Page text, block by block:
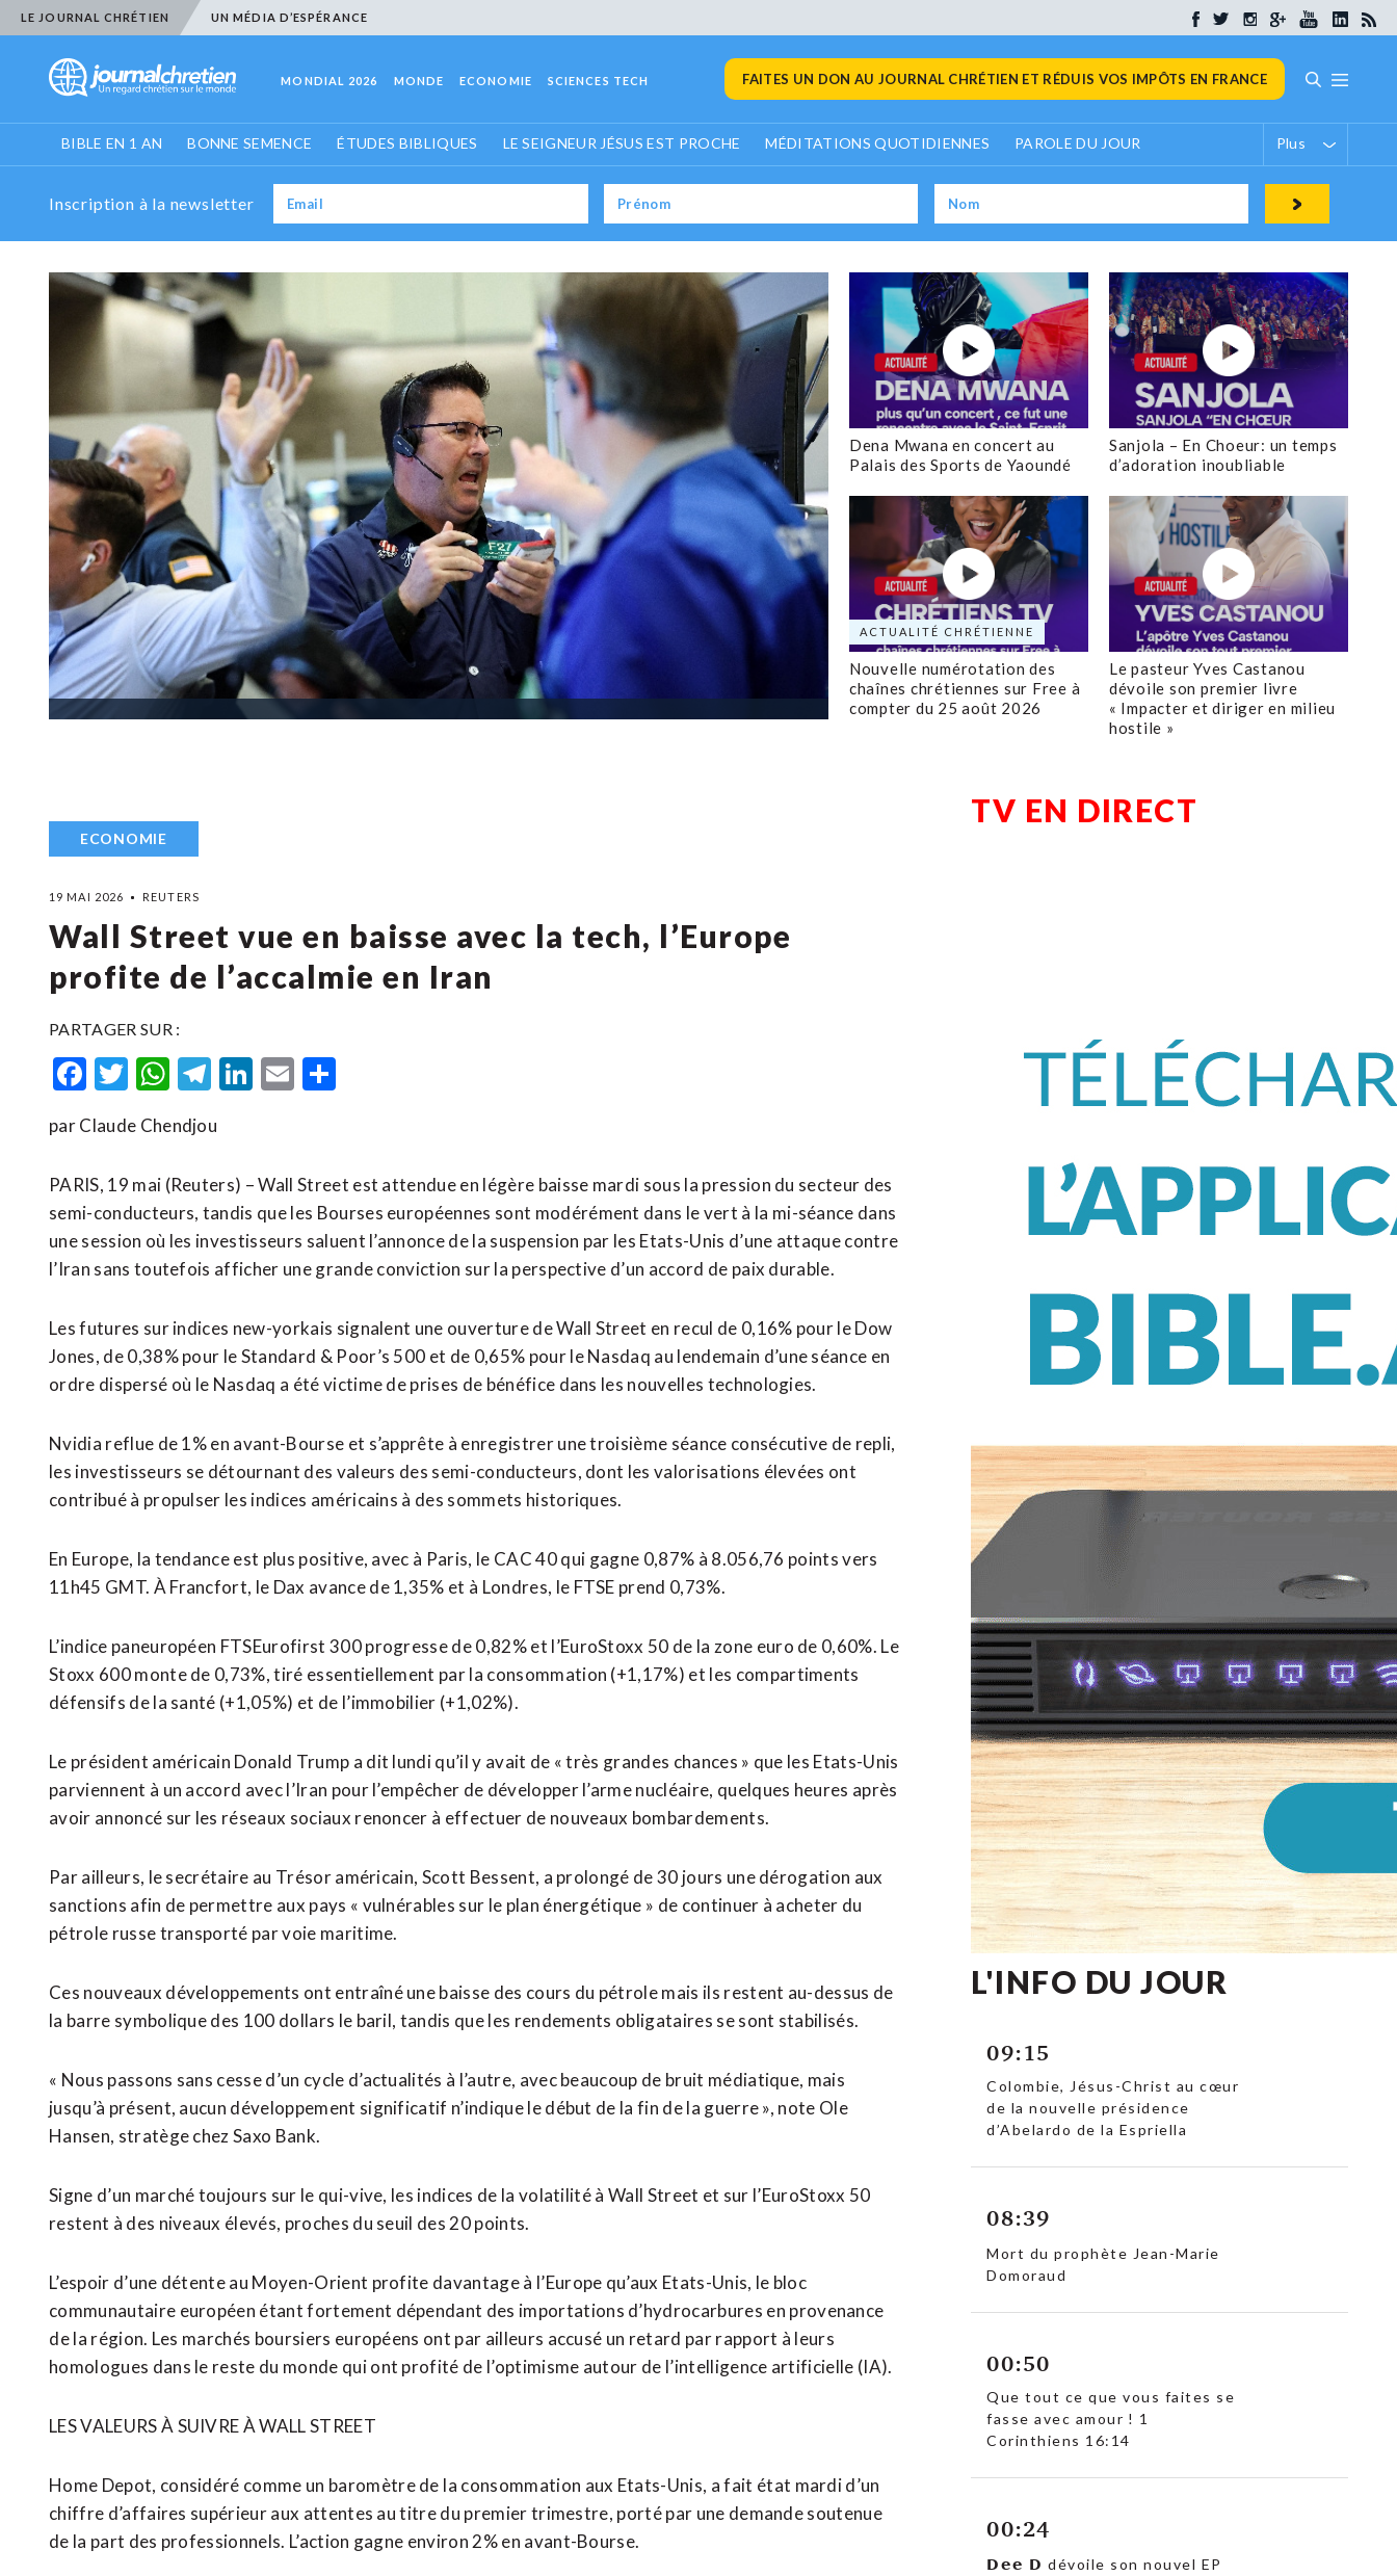
LE JOURNAL CHRÉTIEN UN MÉDIA D’ESPÉRANCE
MONDIAL 2026 MONDE ECONOMIE SCIENCES TECH FAITES UN DON AU JOURNAL CHRÉTIEN ET RÉDUIS VOS IMPÔTS EN FRANCE
BIBLE EN 1 AN BONNE SEMENCE ÉTUDES BIBLIQUES LE SEIGNEUR JÉSUS EST PROCHE MÉDITATIONS QUOTIDIENNES PAROLE DU JOUR Plus
Inscription à la newsletter
Dena Mwana en concert au
Palais des Sports de Yaoundé
Sanjola – En Choeur: un temps
d’adoration inoubliable
ACTUALITÉ CHRÉTIENNE
Nouvelle numérotation des
chaînes chrétiennes sur Free à
compter du 25 août 2026
Le pasteur Yves Castanou
dévoile son premier livre
« Impacter et diriger en milieu
hostile »
ECONOMIE
19 MAI 2026 REUTERS
Wall Street vue en baisse avec la tech, l’Europe
profite de l’accalmie en Iran
PARTAGER SUR :
Facebook
Twitter
WhatsApp
Telegram
LinkedIn
Email
par Claude Chendjou
PARIS, 19 mai (Reuters) – Wall Street est attendue en légère baisse mardi sous la pression du secteur des
semi-conducteurs, tandis que les Bourses européennes sont modérément dans le vert à la mi-séance dans
une session où les investisseurs saluent l’annonce de la suspension par les Etats-Unis d’une attaque contre
l’Iran sans toutefois afficher une grande conviction sur la perspective d’un accord de paix durable.
Les futures sur indices new-yorkais signalent une ouverture de Wall Street en recul de 0,16% pour le Dow
Jones, de 0,38% pour le Standard & Poor’s 500 et de 0,65% pour le Nasdaq au lendemain d’une séance en
ordre dispersé où le Nasdaq a été victime de prises de bénéfice dans les nouvelles technologies.
Nvidia reflue de 1% en avant-Bourse et s’apprête à enregistrer une troisième séance ​consécutive de repli,
les investisseurs se détournant ‌des valeurs des semi-conducteurs, dont les valorisations élevées ont
contribué à propulser les indices américains à des sommets historiques.
En Europe, la tendance ​est plus positive, avec à Paris, le CAC 40 ⁠qui gagne 0,87% à 8.056,76 points vers
11h45 GMT. À Francfort, le Dax avance de 1,35% et à Londres, le FTSE prend 0,73%.
L’indice paneuropéen FTSEurofirst 300 progresse de 0,82% ‌et l’EuroStoxx 50 de la zone euro de 0,60%. ‌Le
Stoxx 600 monte de 0,73%, tiré essentiellement par la consommation (+1,17%) et les compartiments
défensifs de la santé (+1,05%) et de l’immobilier (+1,02%).
Le président américain Donald Trump a dit lundi qu’il y avait de « très grandes chances » que les Etats-Unis
parviennent à un accord avec l’Iran pour l’empêcher de développer l’arme nucléaire, quelques heures après
avoir annoncé sur les réseaux sociaux renoncer à effectuer de nouveaux bombardements.
Par ailleurs, le secrétaire au Trésor américain, Scott Bessent, a prolongé de 30 jours une dérogation ​aux
sanctions afin de permettre aux pays « vulnérables sur le plan énergétique » de continuer à acheter du
pétrole russe transporté par voie maritime.
Ces nouveaux développements ont entraîné une baisse des cours du pétrole mais ils restent au-dessus de
la barre symbolique des 100 dollars le baril, tandis que les rendements obligataires se sont stabilisés.
« Nous passons sans cesse d’un cycle d’actualités à l’autre, avec beaucoup de bruit médiatique, mais
jusqu’à présent, aucun développement significatif n’indique le début de la fin de la guerre », note Ole
Hansen, stratège chez Saxo Bank.
Signe d’un marché toujours sur le qui-vive, les indices de la volatilité à Wall Street et sur l’EuroStoxx 50
restent à des niveaux élevés, proches du seuil des 20 points.
L’espoir d’une détente au Moyen-Orient profite davantage à l’Europe qu’aux Etats-Unis, le bloc
communautaire européen étant fortement dépendant des importations d’hydrocarbures en provenance
⁠de la région. Les marchés boursiers européens ont par ailleurs accusé un retard par rapport à leurs
homologues dans le reste du monde qui ont profité de l’optimisme autour de l’intelligence artificielle (IA).
LES VALEURS À SUIVRE À WALL STREET
Home Depot, considéré comme un baromètre de ⁠la consommation aux Etats-Unis, a fait état mardi d’un
chiffre d’affaires supérieur aux attentes au titre du premier trimestre, porté par une demande soutenue
de la part des professionnels. L’action gagne environ 2% en avant-Bourse.
TV EN DIRECT
L'INFO DU JOUR
09:15
Colombie, Jésus-Christ au cœur
de la nouvelle présidence
d’Abelardo de la Espriella
08:39
Mort du prophète Jean-Marie
Domoraud
00:50
Que tout ce que vous faites se
fasse avec amour ! 1
Corinthiens 16:14
00:24
𝗗𝗲𝗲 𝗗 dévoile son nouvel EP